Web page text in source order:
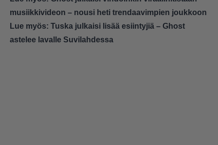
musiikkivideon – nousi heti trendaavimpien joukkoon
Lue myös: Tuska julkaisi lisää esiintyjiä – Ghost
astelee lavalle Suvilahdessa